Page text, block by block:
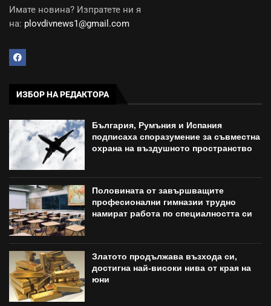
Имате новина? Изпратете ни я
на: plovdivnews1@gmail.com
ИЗБОР НА РЕДАКТОРА
България, Румъния и Испания
подписаха споразумение за съвместна
охрана на въздушното пространство
Половината от завършващите
професионални гимназии трудно
намират работа по специалността си
Златото продължава възхода си,
достигна най-високи нива от края на
юни